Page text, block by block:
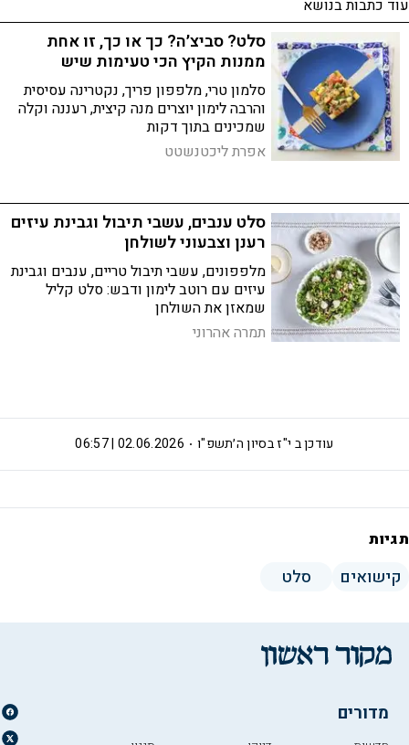
עוד כתבות בנושא
סלט? סביצ׳ה? כך או כך, זו אחת
ממנות הקיץ הכי טעימות שיש
סלמון טרי, מלפפון פריך, נקטרינה עסיסית
והרבה לימון יוצרים מנה קיצית, רעננה וקלה
שמכינים בתוך דקות
אפרת ליכטנשטט
סלט ענבים, עשבי תיבול וגבינת עיזים
רענן וצבעוני לשולחן
מלפפונים, עשבי תיבול טריים, ענבים וגבינת
עיזים עם רוטב לימון ודבש: סלט קליל
שמאזן את השולחן
תמרה אהרוני
י"ז בסיון ה׳תשפ"ו 02.06.2026 | 06:57 עודכן ב
תגיות
קישואים סלט
מדורים